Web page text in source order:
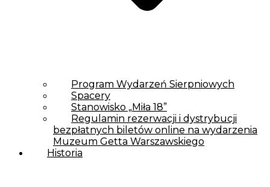
Program Wydarzeń Sierpniowych
Spacery
Stanowisko „Miła 18”
Regulamin rezerwacji i dystrybucji
bezpłatnych biletów online na wydarzenia
Muzeum Getta Warszawskiego
Historia